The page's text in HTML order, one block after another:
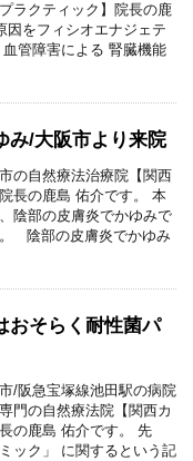
ラクティック】院長の鹿
因をフィシオエナジェテ
管障害による 腎臓機能
み/大阪市より来院
の自然療法治療院【関西
長の鹿島 佑介です。 本
陰部の皮膚炎でかゆみで
陰部の皮膚炎でかゆみ
おそらく耐性菌パ
/阪急宝塚線池田駅の病院
門の自然療法院【関西カ
の鹿島 佑介です。 先
ック」 に関するという記